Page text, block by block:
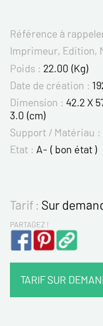
Référence à
Imprimeur, Edition,
Poids : 22.00 (Kg)
Date de création :
Dimension : 42.2 X
3.0 (cm)
Support / Matériau :
Etat : A- ( bon état )
Tarif : Sur
PARTAGEZ !
TARIF SUR